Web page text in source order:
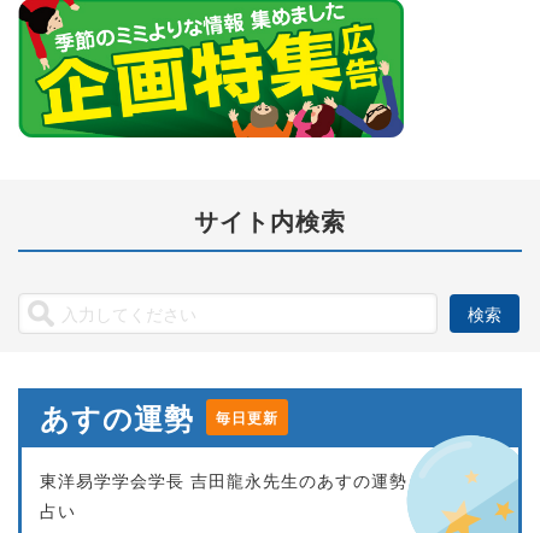
サイト内検索
あすの運勢 毎日更新
東洋易学学会学長 吉田龍永先生のあすの運勢
占い